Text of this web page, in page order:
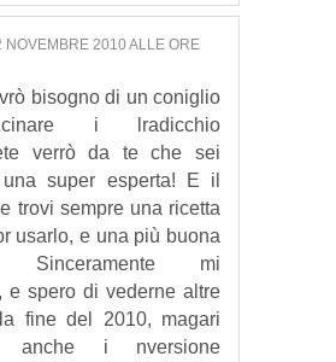
NOVEMBRE 2010 ALLE ORE
bisogno di un coniglio
i lradicchio
verrò da te che sei
una super esperta! E il
trovi sempre una ricetta
usarlo, e una più buona
Sinceramente mi
e spero di vederne altre
fine del 2010, magari
anche i nversione